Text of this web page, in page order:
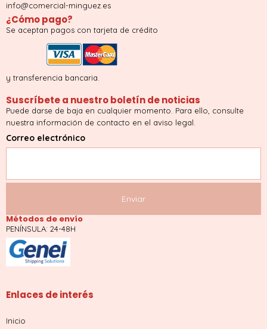
info@comercial-minguez.es
¿Cómo pago?
Se aceptan pagos con tarjeta de crédito
y transferencia bancaria.
Suscríbete a nuestro boletín de noticias
Puede darse de baja en cualquier momento. Para ello, consulte
nuestra información de contacto en el aviso legal.
Correo electrónico
Métodos de envío
PENÍNSULA: 24-48H
Enlaces de interés
Inicio